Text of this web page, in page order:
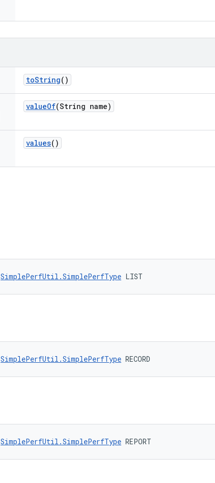
toString()
valueOf(String name)
values()
SimplePerfUtil.SimplePerfType LIST
SimplePerfUtil.SimplePerfType RECORD
SimplePerfUtil.SimplePerfType REPORT